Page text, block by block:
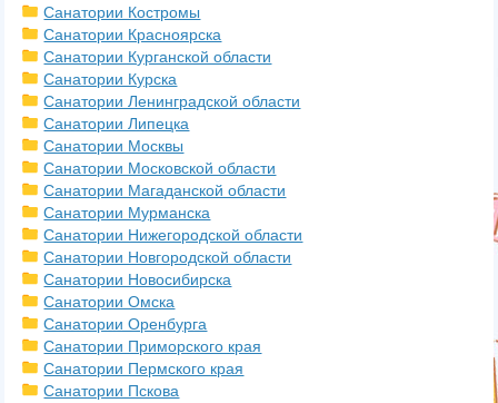
Санатории Костромы
Санатории Красноярска
Санатории Курганской области
Санатории Курска
Санатории Ленинградской области
Санатории Липецка
Санатории Москвы
Санатории Московской области
Санатории Магаданской области
Санатории Мурманска
Санатории Нижегородской области
Санатории Новгородской области
Санатории Новосибирска
Санатории Омска
Санатории Оренбурга
Санатории Приморского края
Санатории Пермского края
Санатории Пскова